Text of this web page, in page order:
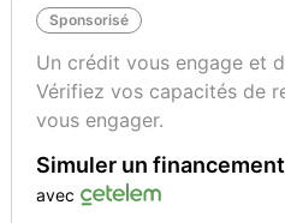
- Vitres arrière et lunette ar
- Bacs de portes avant
- Banquette ar rabattable
- Banquette arrière 3 places
- Banquette 1/3 2/3
- Boite à gant fermée
- Clim automatique
Sponsorisé
Un crédit vous engage et
Vérifiez vos capacités de
vous engager.
Simuler un financement
avec